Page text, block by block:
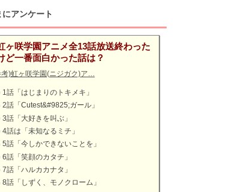
アンケート
ヶ咲学園アニメ全13話放送終わった
ど一番面白かった話は？
考)虹ヶ咲学園(ニジガク)ア…
1話「はじまりのトキメキ」
2話「Cutest&#9825;ガール」
3話「大好きを叫ぶ」
4話は「未知なるミチ」
5話「今しかできないことを」
6話「笑顔のカタチ」
7話「ハルカカナタ」
8話「しずく、モノクローム」